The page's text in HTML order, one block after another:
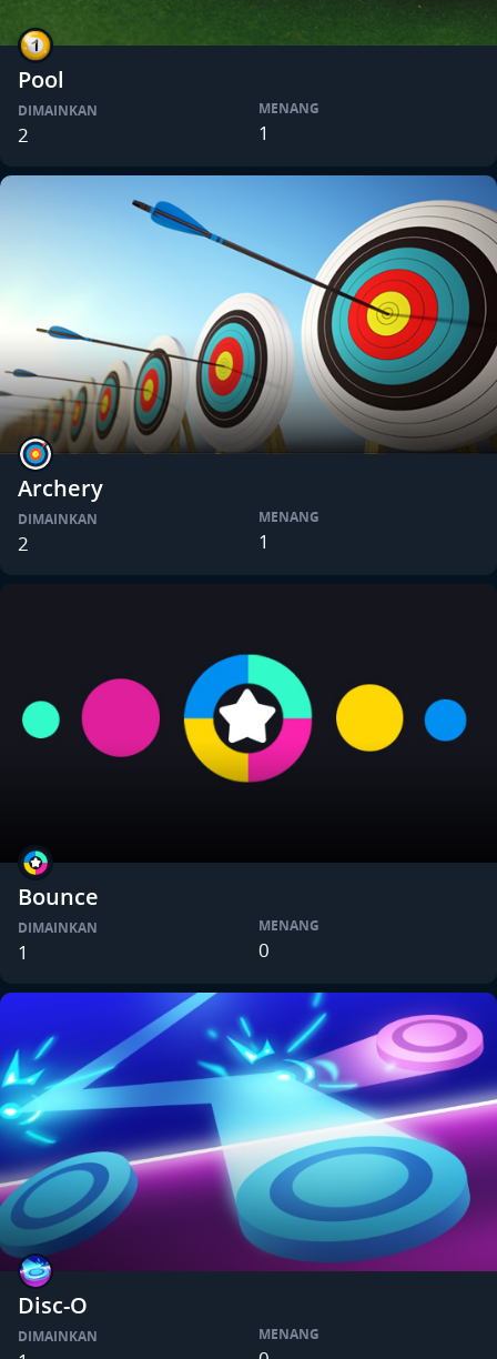
Pool
DIMAINKAN
2
MENANG
1
Archery
DIMAINKAN
2
MENANG
1
Bounce
DIMAINKAN
1
MENANG
0
Disc-O
DIMAINKAN MENANG